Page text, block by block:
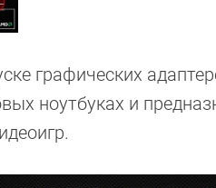
графических
ноутбуках и